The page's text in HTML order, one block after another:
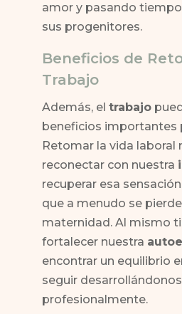
amor y pasando
sus progenitores.
Beneficios de
Trabajo
Además, eltrabajo
beneficios importantes
Retomar la vida laboral
reconectar con nuestra
recuperar esa
que a menudo se
maternidad. Al mismo
fortalecer nuestra
encontrar un equilibrio
seguir desarrollándonos
profesionalmente.